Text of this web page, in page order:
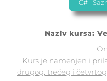
C# -
Naziv kursa:
Kurs je namenjen i
drugog, trećeg i